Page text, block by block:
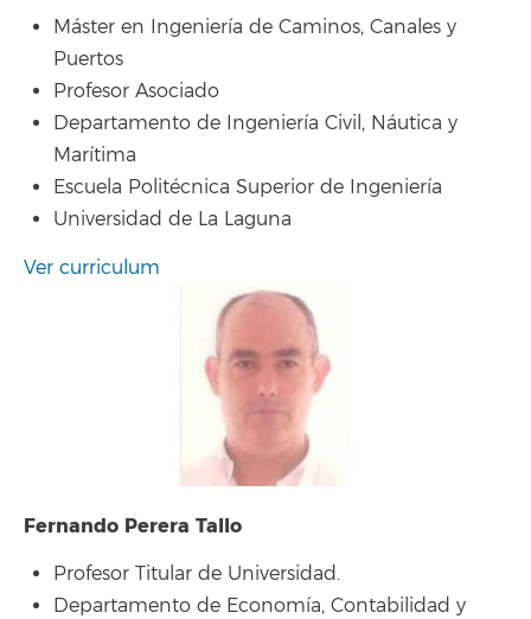
Máster en Ingeniería de Caminos, Canales y
Puertos
Profesor Asociado
Departamento de Ingeniería Civil, Náutica y
Marítima
Escuela Politécnica Superior de Ingeniería
Universidad de La Laguna
Ver curriculum
Fernando Perera Tallo
Profesor Titular de Universidad.
Departamento de Economía, Contabilidad y